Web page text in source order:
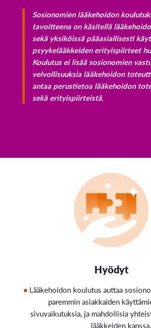
Sosionomien lääkehoidon
tavoitteena on käsitellä
sekä yksiköissä pääasiallisesti
psyykelääkkeiden erityispiirteet
Koulutus ei lisää sosionomien
velvollisuuksia lääkehoidon
antaa perustietoa lääkehoidon
sekä erityispiirteistä.
Hyödyt
Lääkehoidon koulutus auttaa
paremmin asiakkaiden
sivuvaikutuksia, ja mahdollisia
lääkkeiden kanssa.